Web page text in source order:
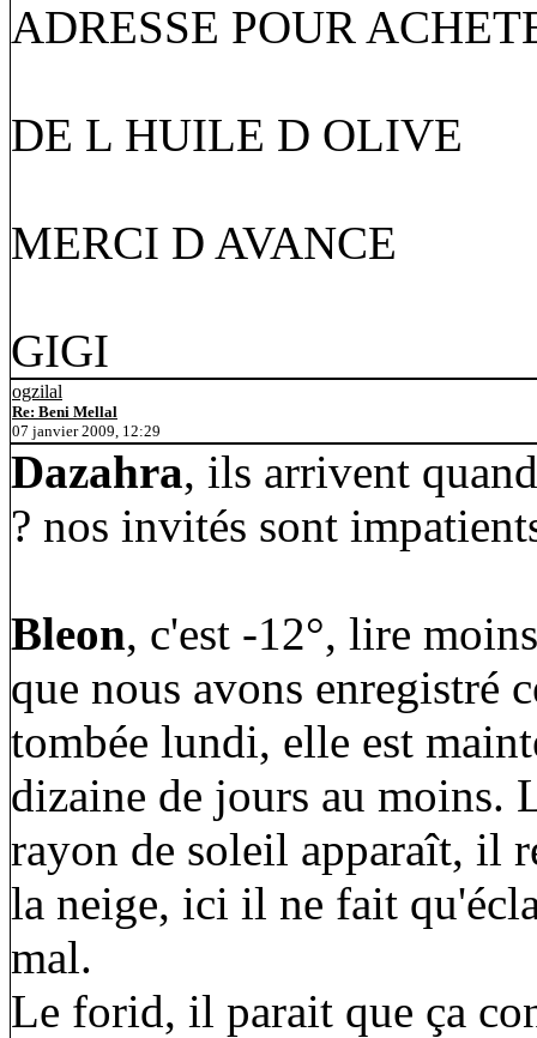
ADRESSE POUR
DE L HUILE D OLIVE
MERCI D AVANCE
GIGI
ogzilal
Re: Beni Mellal
07 janvier 2009, 12:29
Dazahra, ils arrivent
? nos invités sont
Bleon, c'est -12°, lire
que nous avons enregistré
tombée lundi, elle est
dizaine de jours au moins.
rayon de soleil apparaît, il
la neige, ici il ne fait
mal.
Le forid, il parait que ça